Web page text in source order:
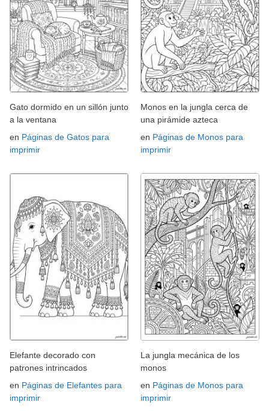
Gato dormido en un sillón junto
a la ventana
en Páginas de Gatos para
imprimir
Monos en la jungla cerca de
una pirámide azteca
en Páginas de Monos para
imprimir
Elefante decorado con
patrones intrincados
en Páginas de Elefantes para
imprimir
La jungla mecánica de los
monos
en Páginas de Monos para
imprimir